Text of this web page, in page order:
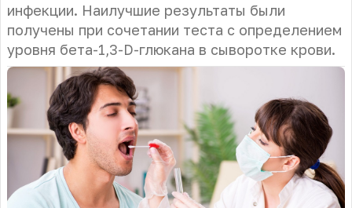
инфекции. Наилучшие результаты были
получены при сочетании теста с определением
уровня бета-1,3-D-глюкана в сыворотке крови.